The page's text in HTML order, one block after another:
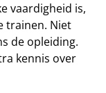
vaardigheid is,
trainen. Niet
de opleiding.
kennis over